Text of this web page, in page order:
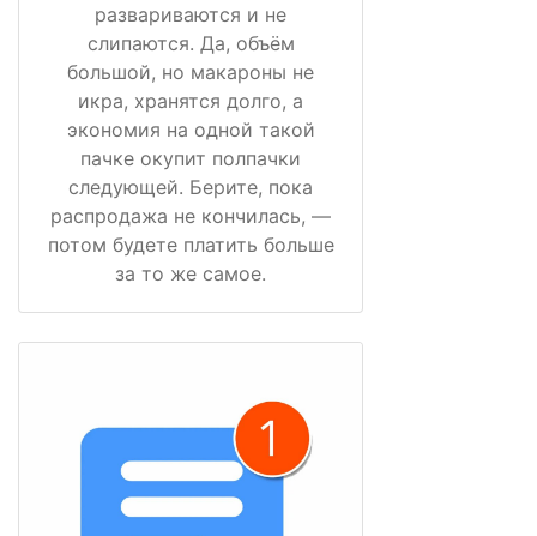
развариваются и не
слипаются. Да, объём
большой, но макароны не
икра, хранятся долго, а
экономия на одной такой
пачке окупит полпачки
следующей. Берите, пока
распродажа не кончилась, —
потом будете платить больше
за то же самое.